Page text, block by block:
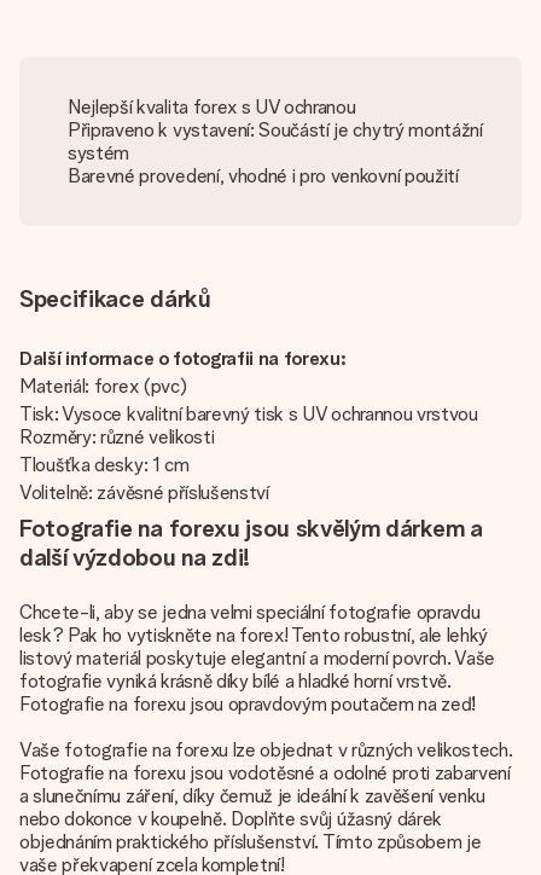
Nejlepší kvalita forex s UV ochranou
Připraveno k vystavení: Součástí je chytrý montážní
systém
Barevné provedení, vhodné i pro venkovní použití
Specifikace dárků
Další informace o fotografii na forexu:
Materiál: forex (pvc)
Tisk: Vysoce kvalitní barevný tisk s UV ochrannou vrstvou
Rozměry: různé velikosti
Tloušťka desky: 1 cm
Volitelně: závěsné příslušenství
Fotografie na forexu jsou skvělým dárkem a
další výzdobou na zdi!
Chcete-li, aby se jedna velmi speciální fotografie opravdu
lesk? Pak ho vytiskněte na forex! Tento robustní, ale lehký
listový materiál poskytuje elegantní a moderní povrch. Vaše
fotografie vyniká krásně díky bílé a hladké horní vrstvě.
Fotografie na forexu jsou opravdovým poutačem na zeď!
Vaše fotografie na forexu lze objednat v různých velikostech.
Fotografie na forexu jsou vodotěsné a odolné proti zabarvení
a slunečnímu záření, díky čemuž je ideální k zavěšení venku
nebo dokonce v koupelně. Doplňte svůj úžasný dárek
objednáním praktického příslušenství. Tímto způsobem je
vaše překvapení zcela kompletní!